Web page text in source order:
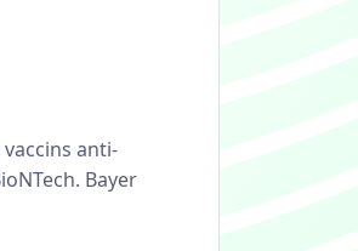
anti-
Bayer